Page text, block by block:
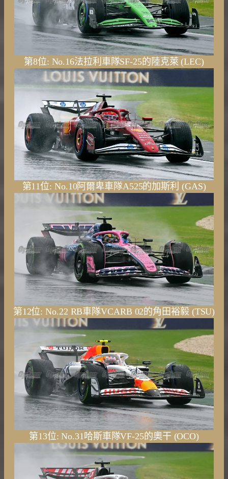
第8位: No.16法拉利車隊SF-25的陸克萊 (LEC)
第11位: No.10阿爾卑車隊A525的加斯利 (GAS)
第12位: No.22 RB車隊VCARB 02的角田裕毅 (TSU)
第13位: No.31哈斯車隊VF-25的奧干 (OCO)